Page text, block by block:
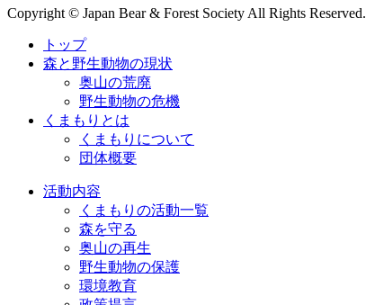
Copyright © Japan Bear & Forest Society All Rights Reserved.
トップ
森と野生動物の現状
奥山の荒廃
野生動物の危機
くまもりとは
くまもりについて
団体概要
活動内容
くまもりの活動一覧
森を守る
奥山の再生
野生動物の保護
環境教育